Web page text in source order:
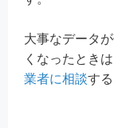
大事なデータ
くなったとき
業者に相談す